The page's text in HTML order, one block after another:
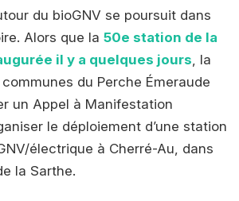
du bioGNV se poursuit dans
Alors que la 50e station de la
il y a quelques jours, la
du Perche Émeraude
un Appel à Manifestation
le déploiement d’une station
électrique à Cherré-Au, dans
la Sarthe.